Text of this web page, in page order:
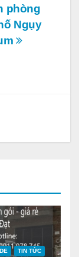
phòng
Ngụy
TIN TỨC